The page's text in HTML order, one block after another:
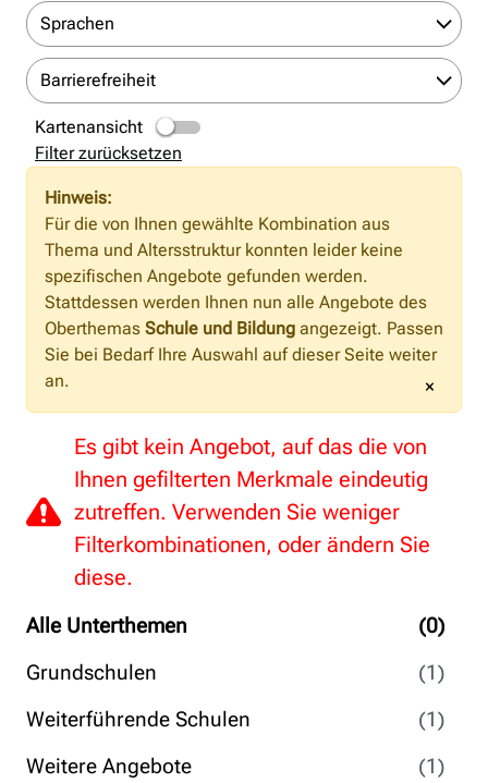
Alle Unterthemen
(0)
Grundschulen
(1)
Weiterführende Schulen
(1)
Weitere Angebote
(1)
Sprachen
Barrierefreiheit
Kartenansicht
Filter zurücksetzen
Hinweis:
Für die von Ihnen gewählte Kombination aus
Thema und Altersstruktur konnten leider keine
spezifischen Angebote gefunden werden.
Stattdessen werden Ihnen nun alle Angebote des
Oberthemas Schule und Bildung angezeigt. Passen
Sie bei Bedarf Ihre Auswahl auf dieser Seite weiter
an.
×
Es gibt kein Angebot, auf das die von
Ihnen gefilterten Merkmale eindeutig
zutreffen. Verwenden Sie weniger
Filterkombinationen, oder ändern Sie
diese.